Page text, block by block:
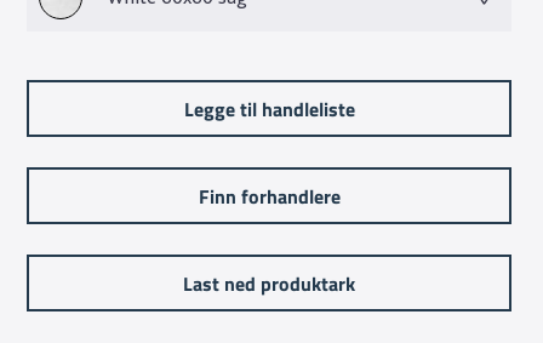
Legge til handleliste
Finn forhandlere
Last ned produktark